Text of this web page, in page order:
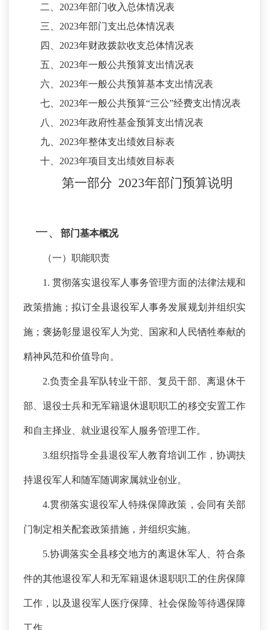
二、 2023年部门收入总体情况表
三、 2023年部门支出总体情况表
四、 2023年财政拨款收支总体情况表
五、 2023年一般公共预算支出情况表
六、 2023年一般公共预算基本支出情况表
七、 2023年一般公共预算“三公”经费支出情况表
八、 2023年政府性基金预算支出情况表
九、 2023年整体支出绩效目标表
十、 2023年项目支出绩效目标表
第一部分 2023年部门预算说明
一、 部门基本概况
（一）职能职责
1. 贯彻落实退役军人事务管理方面的法律法规和
政策措施；拟订全县退役军人事务发展规划并组织实
施；褒扬彰显退役军人为党、国家和人民牺牲奉献的
精神风范和价值导向。
2.负责全县军队转业干部、复员干部、离退休干
部、退役士兵和无军籍退休退职职工的移交安置工作
和自主择业、就业退役军人服务管理工作。
3.组织指导全县退役军人教育培训工作，协调扶
持退役军人和随军随调家属就业创业。
4.贯彻落实退役军人特殊保障政策，会同有关部
门制定相关配套政策措施，并组织实施。
5.协调落实全县移交地方的离退休军人、符合条
件的其他退役军人和无军籍退休退职职工的住房保障
工作，以及退役军人医疗保障、社会保险等待遇保障